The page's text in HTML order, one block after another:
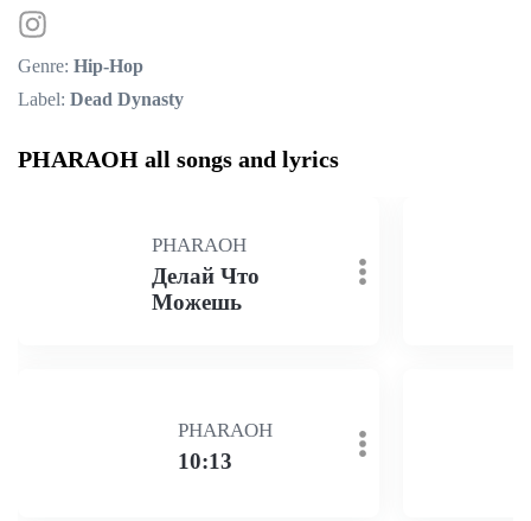
Genre: Hip-Hop
Label: Dead Dynasty
PHARAOH all songs and lyrics
PHARAOH
Делай Что
Можешь
PHARAOH
10:13